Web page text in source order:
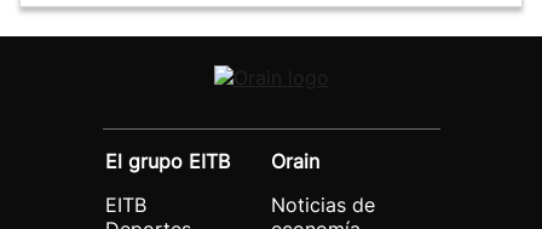
El grupo EITB
EITB
Orain
Noticias de